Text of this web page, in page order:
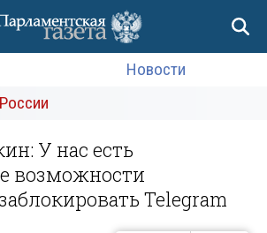
Новости
У нас есть
возможности
Telegram